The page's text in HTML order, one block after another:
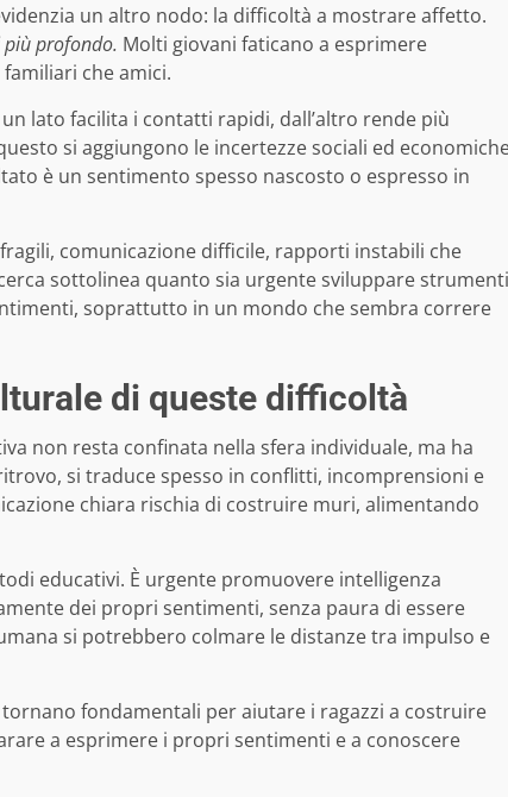
un altro nodo: la difficoltà a mostrare affetto.
profondo. Molti giovani faticano a esprimere
che amici.
lato facilita i contatti rapidi, dall’altro rende più
si aggiungono le incertezze sociali ed
è un sentimento spesso nascosto o espresso in
comunicazione difficile, rapporti instabili che
sottolinea quanto sia urgente sviluppare strumenti
soprattutto in un mondo che sembra correre
di queste difficoltà
non resta confinata nella sfera individuale, ma ha
si traduce spesso in conflitti, incomprensioni e
chiara rischia di costruire muri, alimentando
educativi. È urgente promuovere intelligenza
dei propri sentimenti, senza paura di essere
si potrebbero colmare le distanze tra impulso e
fondamentali per aiutare i ragazzi a costruire
a esprimere i propri sentimenti e a conoscere